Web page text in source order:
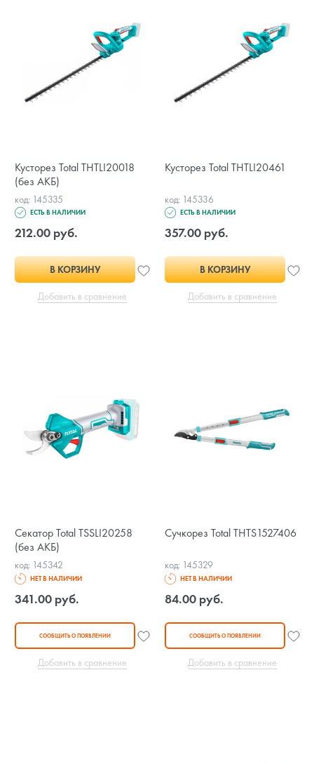
Кусторез Total THTLI20018
(без АКБ)
код: 145335
ЕСТЬ В НАЛИЧИИ
212.00 руб.
В КОРЗИНУ
Добавить в сравнение
Кусторез Total THTLI20461
код: 145336
ЕСТЬ В НАЛИЧИИ
357.00 руб.
В КОРЗИНУ
Добавить в сравнение
Секатор Total TSSLI20258
(без АКБ)
код: 145342
НЕТ В НАЛИЧИИ
341.00 руб.
СООБЩИТЬ О ПОЯВЛЕНИИ
Добавить в сравнение
Сучкорез Total THTS1527406
код: 145329
НЕТ В НАЛИЧИИ
84.00 руб.
СООБЩИТЬ О ПОЯВЛЕНИИ
Добавить в сравнение